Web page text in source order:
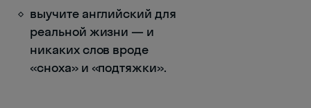
выучите английский для
реальной жизни — и
никаких слов вроде
«сноха» и «подтяжки».